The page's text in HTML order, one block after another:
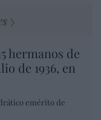
hermanos de
de 1936, en
emérito de